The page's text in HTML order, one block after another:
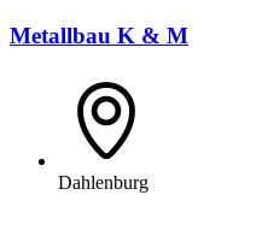
Metallbau K & M
Dahlenburg